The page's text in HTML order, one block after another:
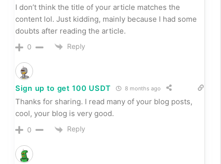
I don’t think the title of your article matches the
content lol. Just kidding, mainly because I had some
doubts after reading the article.
0 Reply
Sign up to get 100 USDT 8 months ago
Thanks for sharing. I read many of your blog posts,
cool, your blog is very good.
0 Reply